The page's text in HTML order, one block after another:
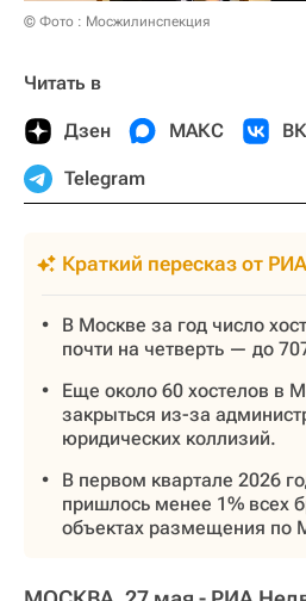
© Фото : Мосжилинспекция
Читать в
Дзен МАКС
Telegram
Краткий пересказ от
В Москве за год число
почти на четверть — до
Еще около 60 хостелов в
закрыться из-за
юридических коллизий.
В первом квартале 2026
пришлось менее 1% всех
объектах размещения по